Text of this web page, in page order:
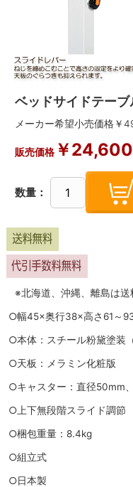
ベッドサイドテー
メーカー希望小売価格￥
販売価格￥24,600
数量：
※北海道、沖縄、離島は送
○幅45×奥行38×高さ61～
○本体：スチール粉黛塗装
○天板：メラミン化粧版
○キャスター：直径50mm
○上下無段階スライド調節
○梱包重量：8.4kg
○組立式
○日本製